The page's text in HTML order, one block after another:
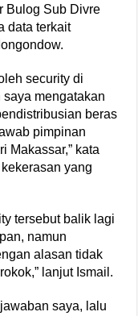
Bulog Sub Divre
data terkait
security di
mengatakan
beras
pimpinan
Makassar,” kata
yang
tersebut balik lagi
namun
alasan tidak
lanjut Ismail.
saya, lalu